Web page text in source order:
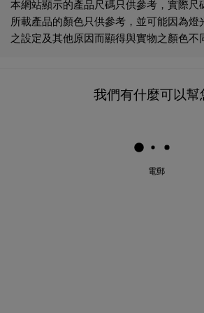
本網站顯示的產品尺碼只供參考，實際尺
所載產品的顏色只供參考，並可能因為燈
之設定及其他原因而顯得與實物之顏色不
我們有什麼可以幫
電郵